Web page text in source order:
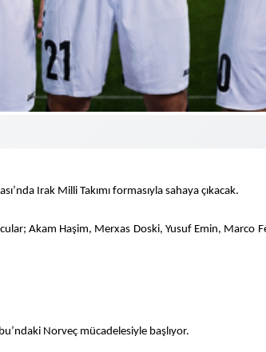
Irak Milli Takımı formasıyla sahaya çıkacak.
Akam Haşim, Merxas Doski, Yusuf Emin, Marco
Norveç mücadelesiyle başlıyor.